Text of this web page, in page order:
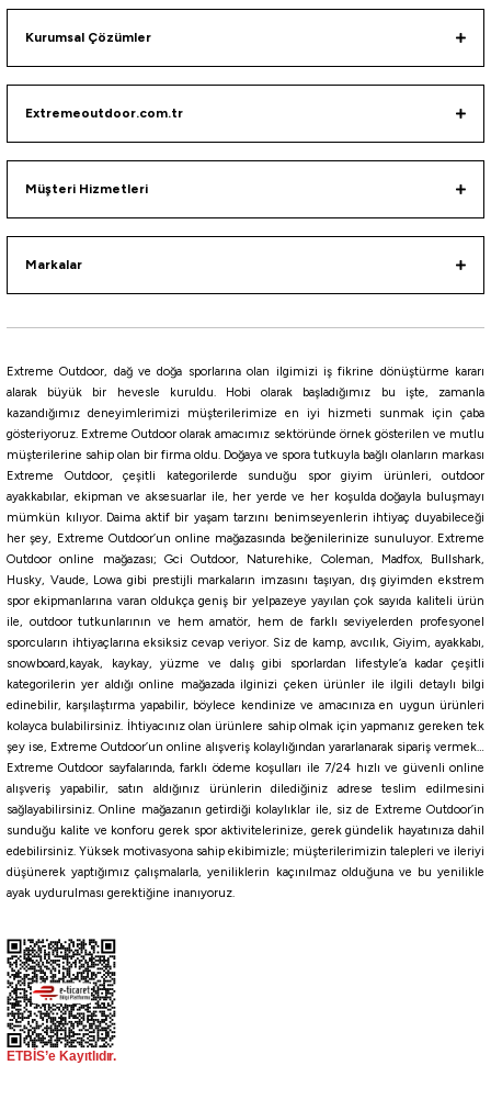
Kurumsal Çözümler
Extremeoutdoor.com.tr
Müşteri Hizmetleri
Markalar
Extreme Outdoor, dağ ve doğa sporlarına olan ilgimizi iş fikrine dönüştürme kararı
alarak büyük bir hevesle kuruldu. Hobi olarak başladığımız bu işte, zamanla
kazandığımız deneyimlerimizi müşterilerimize en iyi hizmeti sunmak için çaba
gösteriyoruz. Extreme Outdoor olarak amacımız sektöründe örnek gösterilen ve mutlu
müşterilerine sahip olan bir firma oldu. Doğaya ve spora tutkuyla bağlı olanların markası
Extreme Outdoor, çeşitli kategorilerde sunduğu spor giyim ürünleri, outdoor
ayakkabılar, ekipman ve aksesuarlar ile, her yerde ve her koşulda doğayla buluşmayı
mümkün kılıyor. Daima aktif bir yaşam tarzını benimseyenlerin ihtiyaç duyabileceği
her şey, Extreme Outdoor’un online mağazasında beğenilerinize sunuluyor. Extreme
Outdoor online mağazası; Gci Outdoor, Naturehike, Coleman, Madfox, Bullshark,
Husky, Vaude, Lowa gibi prestijli markaların imzasını taşıyan, dış giyimden ekstrem
spor ekipmanlarına varan oldukça geniş bir yelpazeye yayılan çok sayıda kaliteli ürün
ile, outdoor tutkunlarının ve hem amatör, hem de farklı seviyelerden profesyonel
sporcuların ihtiyaçlarına eksiksiz cevap veriyor. Siz de kamp, avcılık, Giyim, ayakkabı,
snowboard,kayak, kaykay, yüzme ve dalış gibi sporlardan lifestyle’a kadar çeşitli
kategorilerin yer aldığı online mağazada ilginizi çeken ürünler ile ilgili detaylı bilgi
edinebilir, karşılaştırma yapabilir, böylece kendinize ve amacınıza en uygun ürünleri
kolayca bulabilirsiniz. İhtiyacınız olan ürünlere sahip olmak için yapmanız gereken tek
şey ise, Extreme Outdoor’un online alışveriş kolaylığından yararlanarak sipariş vermek…
Extreme Outdoor sayfalarında, farklı ödeme koşulları ile 7/24 hızlı ve güvenli online
alışveriş yapabilir, satın aldığınız ürünlerin dilediğiniz adrese teslim edilmesini
sağlayabilirsiniz. Online mağazanın getirdiği kolaylıklar ile, siz de Extreme Outdoor’in
sunduğu kalite ve konforu gerek spor aktivitelerinize, gerek gündelik hayatınıza dahil
edebilirsiniz. Yüksek motivasyona sahip ekibimizle; müşterilerimizin talepleri ve ileriyi
düşünerek yaptığımız çalışmalarla, yeniliklerin kaçınılmaz olduğuna ve bu yenilikle
ayak uydurulması gerektiğine inanıyoruz.